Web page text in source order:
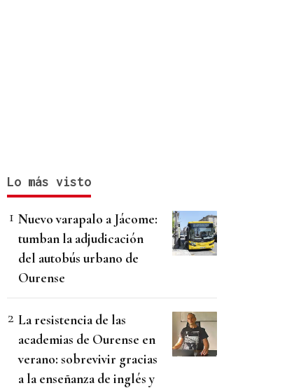
Lo más visto
Nuevo varapalo a Jácome:
tumban la adjudicación
del autobús urbano de
Ourense
La resistencia de las
academias de Ourense en
verano: sobrevivir gracias
a la enseñanza de inglés y